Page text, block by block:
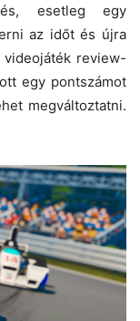
esetleg egy
az időt és újra
review-
egy pontszámot
megváltoztatni.